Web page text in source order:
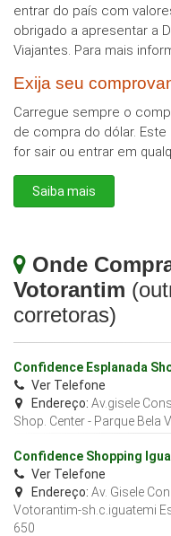
entrar do país com
obrigado a apresentar a
Viajantes. Para mais
Exija seu
Carregue sempre o
de compra do dólar.
for sair ou entrar em
Saiba mais
Onde
Votorantim
corretoras)
Confidence Esplanada
Ver Telefone
Endereço: Av.gisele
Shop. Center - Parque Bela
Confidence Shopping
Ver Telefone
Endereço: Av. Gisele
Votorantim-sh.c.iguatemi
650